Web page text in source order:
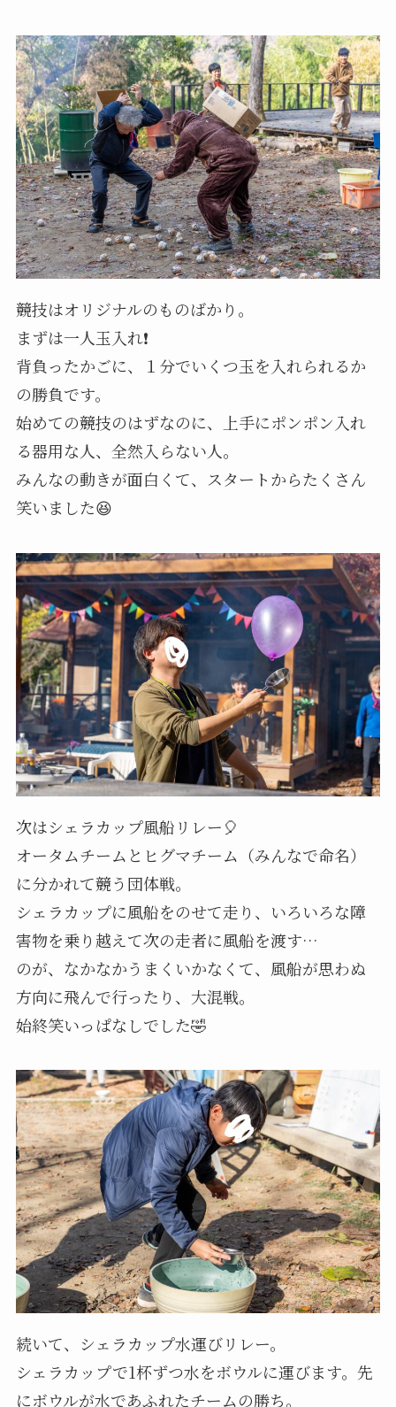
競技はオリジナルのものばかり。
まずは一人玉入れ❗️
背負ったかごに、１分でいくつ玉を入れられるか
の勝負です。
始めての競技のはずなのに、上手にポンポン入れ
る器用な人、全然入らない人。
みんなの動きが面白くて、スタートからたくさん
笑いました😆
次はシェラカップ風船リレー🎈
オータムチームとヒグマチーム（みんなで命名）
に分かれて競う団体戦。
シェラカップに風船をのせて走り、いろいろな障
害物を乗り越えて次の走者に風船を渡す…
のが、なかなかうまくいかなくて、風船が思わぬ
方向に飛んで行ったり、大混戦。
始終笑いっぱなしでした🤣
続いて、シェラカップ水運びリレー。
シェラカップで1杯ずつ水をボウルに運びます。先
にボウルが水であふれたチームの勝ち。